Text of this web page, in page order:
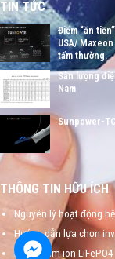
TIN TỨC
Điểm “ăn
USA/
tấm thường.
Sản lượng
Nam
Sunpower-
THÔNG TIN HỮU ÍCH
Nguyên lý hoạt động
Hướng dẫn lựa chọn
Pin lithium ion LiFePO4